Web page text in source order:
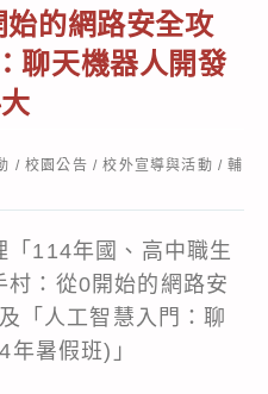
的網路安全攻
聊天機器人開發
/ 校園公告 / 校外宣導與活動 / 輔
「114年國、高中職生
：從0開始的網路安
「人工智慧入門：聊
暑假班)」